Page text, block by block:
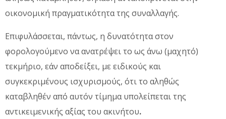
οικονομική πραγματικότητα της συναλλαγής.
Επιφυλάσσεται, πάντως, η δυνατότητα στον
φορολογούμενο να ανατρέψει το ως άνω (μαχητό)
τεκμήριο, εάν αποδείξει, με ειδικούς και
συγκεκριμένους ισχυρισμούς, ότι το αληθώς
καταβληθέν από αυτόν τίμημα υπολείπεται της
αντικειμενικής αξίας του ακινήτου.